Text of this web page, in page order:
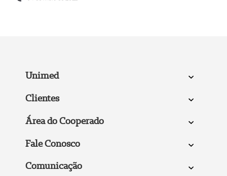
Unimed
Clientes
Área do Cooperado
Fale Conosco
Comunicação